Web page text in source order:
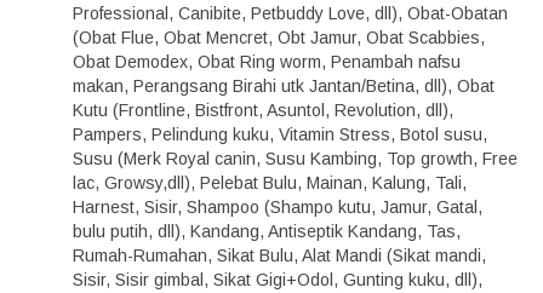
Professional, Canibite, Petbuddy Love, dll), Obat-Obatan
(Obat Flue, Obat Mencret, Obt Jamur, Obat Scabbies,
Obat Demodex, Obat Ring worm, Penambah nafsu
makan, Perangsang Birahi utk Jantan/Betina, dll), Obat
Kutu (Frontline, Bistfront, Asuntol, Revolution, dll),
Pampers, Pelindung kuku, Vitamin Stress, Botol susu,
Susu (Merk Royal canin, Susu Kambing, Top growth, Free
lac, Growsy,dll), Pelebat Bulu, Mainan, Kalung, Tali,
Harnest, Sisir, Shampoo (Shampo kutu, Jamur, Gatal,
bulu putih, dll), Kandang, Antiseptik Kandang, Tas,
Rumah-Rumahan, Sikat Bulu, Alat Mandi (Sikat mandi,
Sisir, Sisir gimbal, Sikat Gigi+Odol, Gunting kuku, dll),